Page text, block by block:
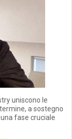
uniscono le
a sostegno
fase cruciale